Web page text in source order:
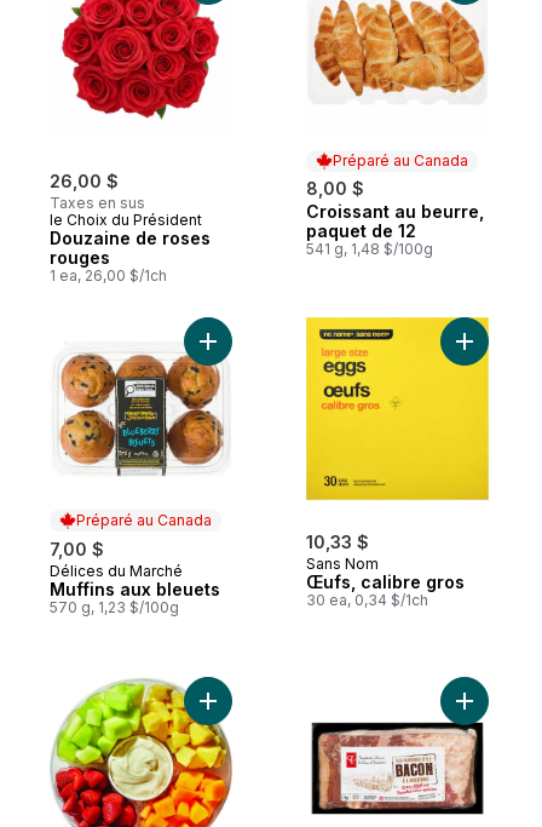
26,00 $
Taxes en sus
le Choix du Président
Douzaine de roses
rouges
1 ea, 26,00 $/1ch
Préparé au Canada
8,00 $
Préparé au Canada
Croissant au beurre,
paquet de 12
541 g, 1,48 $/100g
Préparé au Canada
7,00 $
Préparé au Canada
Délices du Marché
Muffins aux bleuets
570 g, 1,23 $/100g
Ajouter Muffins aux bleuets au panier
10,33 $
Sans Nom
Œufs, calibre gros
30 ea, 0,34 $/1ch
Ajouter
Ajouter Grand plateau de fruits au panier
Ajouter